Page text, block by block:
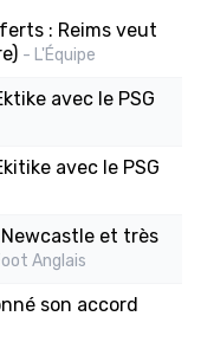
: Reims veut
- L'Équipe
avec le PSG
avec le PSG
Newcastle et très
Anglais
son accord